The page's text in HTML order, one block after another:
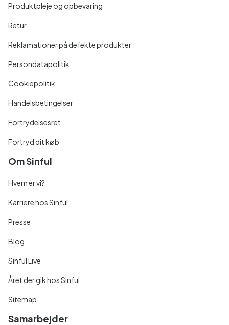
Produktpleje og opbevaring
Retur
Reklamationer på defekte produkter
Persondatapolitik
Cookiepolitik
Handelsbetingelser
Fortrydelsesret
Fortryd dit køb
Om Sinful
Hvem er vi?
Karriere hos Sinful
Presse
Blog
Sinful Live
Året der gik hos Sinful
Sitemap
Samarbejder